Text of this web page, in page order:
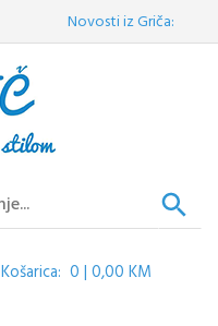
Novosti iz Griča:
Košarica: 0 | 0,00 KM